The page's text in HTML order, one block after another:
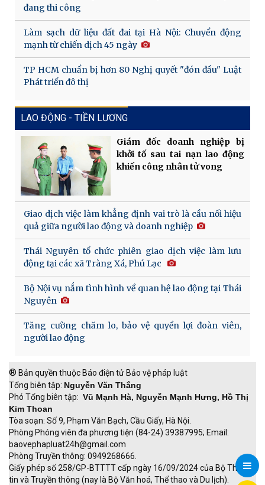
đang thi công
Làm sạch dữ liệu đất đai tại Hà Nội: Chuyển động
mạnh từ chiến dịch 45 ngày
TP HCM chuẩn bị hơn 80 Nghị quyết "đón đầu" Luật
Phát triển đô thị
LAO ĐỘNG - TIỀN LƯƠNG
Giám đốc doanh nghiệp bị
khởi tố sau tai nạn lao động
khiến công nhân tử vong
Giao dịch việc làm khẳng định vai trò là cầu nối hiệu
quả giữa người lao động và doanh nghiệp
Thái Nguyên tổ chức phiên giao dịch việc làm lưu
động tại các xã Tràng Xá, Phú Lạc
Bộ Nội vụ nắm tình hình về quan hệ lao động tại Thái
Nguyên
Tăng cường chăm lo, bảo vệ quyền lợi đoàn viên,
người lao động
® Bản quyền thuộc Báo điện tử Bảo vệ pháp luật
Tổng biên tập: Nguyễn Văn Thắng
Phó Tổng biên tập: Vũ Mạnh Hà, Nguyễn Mạnh Hưng, Hồ Thị
Kim Thoan
Tòa soạn: Số 9, Phạm Văn Bạch, Cầu Giấy, Hà Nội.
Phòng Phóng viên đa phương tiện (84-24) 39387995; Email:
baovephapluat24h@gmail.com
Phòng Truyền thông: 0949268666.
Giấy phép số 258/GP-BTTTT cấp ngày 16/09/2024 của Bộ Thông
tin và Truyền thông (nay là Bộ Văn hoá, Thể thao và Du lịch).